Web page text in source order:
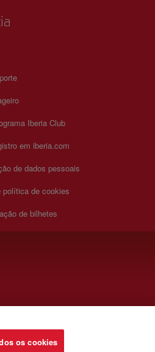
Iberia Club
em iberia.com
de dados pessoais
política de cookies
de bilhetes
os cookies